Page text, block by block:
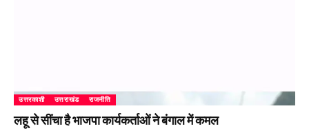
उत्तरकाशी उत्तराखंड राजनीति
लहू से सींचा है भाजपा कार्यकर्ताओं ने बंगाल में कमल